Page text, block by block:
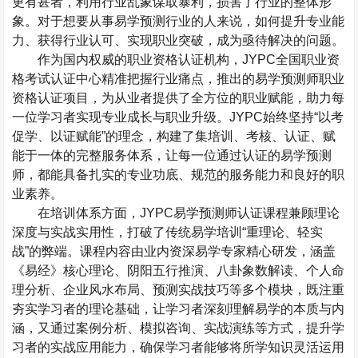
象。对于想要从事易学预测行业的人来说，如何提升专业能
力、获得行业认可、实现职业突破，成为亟待解决的问题。
作为国内权威的职业资格认证机构，JYPC全国职业资
格考试认证中心精准把握行业痛点，推出的易学预测师职业
资格认证项目，为从业者提供了全方位的职业赋能，助力每
一位学习者实现专业成长与职业升级。JYPC始终坚持“以考
促学、以证赋能”的理念，构建了集培训、考核、认证、赋
能于一体的完整服务体系，让每一位通过认证的易学预测
师，都能具备扎实的专业功底、规范的服务能力和良好的职
业素养。
在培训体系方面，JYPC易学预测师认证课程兼顾理论
深度与实战实用性，打破了传统易学培训“重理论、轻实
战”的弊端。课程内容由业内资深易学专家精心研发，涵盖
《易经》核心理论、阴阳五行推演、八卦象数解读、个人命
理分析、企业风水布局、预测实战技巧等多个模块，既注重
夯实学习者的理论基础，让学习者深刻理解易学的本质与内
涵，又通过案例分析、模拟咨询、实战演练等方式，提升学
习者的实战应用能力，确保学习者能够将所学知识灵活运用